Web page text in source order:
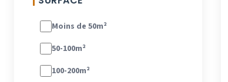
Moins de 50m²
50-100m²
100-200m²